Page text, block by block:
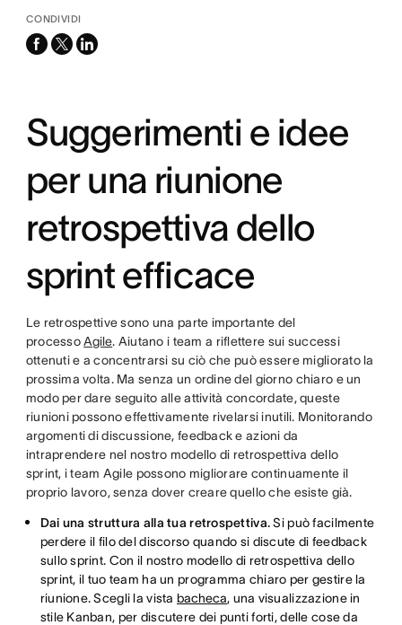
CONDIVIDI
facebook
x-
linkedin
Suggerimenti e idee
per una riunione
retrospettiva dello
sprint efficace
Le retrospettive sono una parte importante del
processoAgile. Aiutano i team a riflettere sui successi
ottenuti e a concentrarsi su ciò che può essere migliorato la
prossima volta. Ma senza un ordine del giorno chiaro e un
modo per dare seguito alle attività concordate, queste
riunioni possono effettivamente rivelarsi inutili. Monitorando
argomenti di discussione, feedback e azioni da
intraprendere nel nostro modello di retrospettiva dello
sprint, i team Agile possono migliorare continuamente il
proprio lavoro, senza dover creare quello che esiste già.
Dai una struttura alla tua retrospettiva.Si può facilmente
perdere il filo del discorso quando si discute di feedback
sullo sprint. Con il nostro modello di retrospettiva dello
sprint, il tuo team ha un programma chiaro per gestire la
riunione. Scegli la vista bacheca, una visualizzazione in
stile Kanban, per discutere dei punti forti, delle cose da